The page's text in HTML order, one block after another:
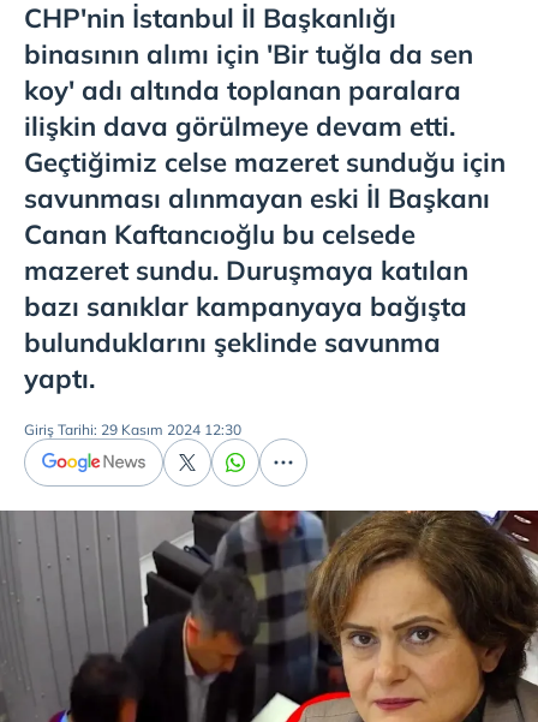
CHP'nin İstanbul İl Başkanlığı
binasının alımı için 'Bir tuğla da sen
koy' adı altında toplanan paralara
ilişkin dava görülmeye devam etti.
Geçtiğimiz celse mazeret sunduğu için
savunması alınmayan eski İl Başkanı
Canan Kaftancıoğlu bu celsede
mazeret sundu. Duruşmaya katılan
bazı sanıklar kampanyaya bağışta
bulunduklarını şeklinde savunma
yaptı.
Giriş Tarihi: 29 Kasım 2024 12:30